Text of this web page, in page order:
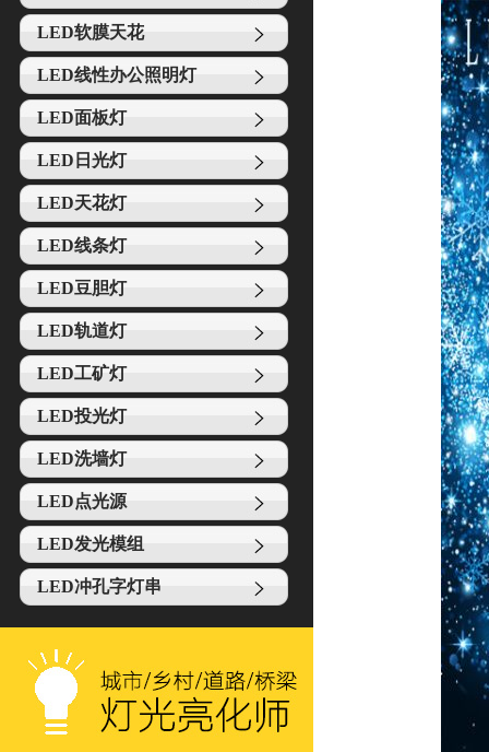
LED软膜天花
LED线性办公照明灯
LED面板灯
LED日光灯
LED天花灯
LED线条灯
LED豆胆灯
LED轨道灯
LED工矿灯
LED投光灯
LED洗墙灯
LED点光源
LED发光模组
LED冲孔字灯串